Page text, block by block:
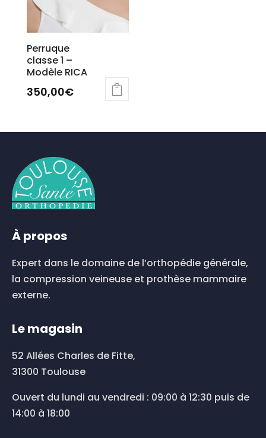
Perruque
classe 1 –
Modèle RICA
350,00€
a
variations.
Les
options
peuvent
être
sur
page
du
À propos
Expert dans le domaine de l’orthopédie générale,
la compression veineuse et prothèse mammaire
externe.
Le magasin
52 Allées Charles de Fitte,
31300 Toulouse
Ouvert du lundi au vendredi : 09:00 à 12:30 puis de
14:00 à 18:00